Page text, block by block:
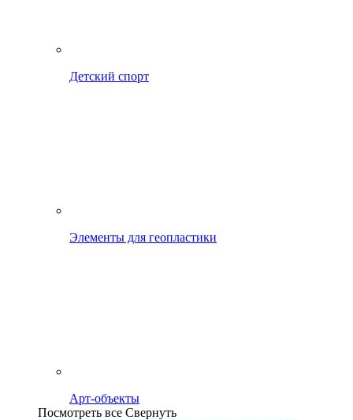
Детский спорт
Элементы для геопластики
Арт-объекты
Посмотреть все Свернуть